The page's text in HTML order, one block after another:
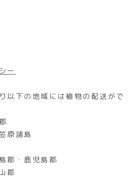
ー
以下の地域には植物の配送がで
原諸島
郡・鹿児島郡
郡